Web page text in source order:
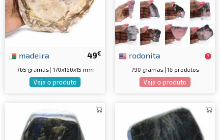
49€
madeira
765 gramas | 170x160x15 mm
Veja o produto
rodonita
790 gramas | 16 produtos
Veja o produto